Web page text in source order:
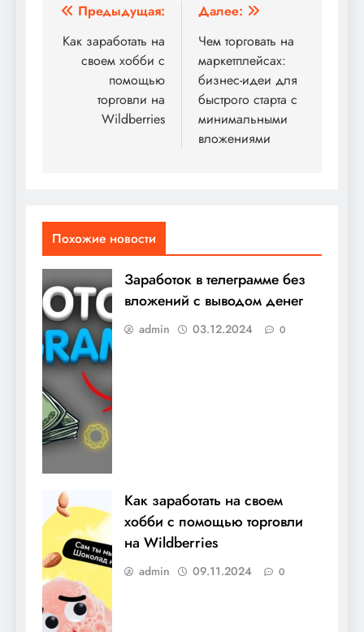
Навигация
по
записям
Предыдущая:
Как заработать на
своем хобби с
помощью
торговли на
Wildberries
Далее:
Чем торговать на
маркетплейсах:
бизнес-идеи для
быстрого старта с
минимальными
вложениями
Похожие новости
Заработок в телеграмме без
вложений с выводом денег
admin 03.12.2024 0
Как заработать на своем
хобби с помощью торговли
на Wildberries
admin 09.11.2024 0